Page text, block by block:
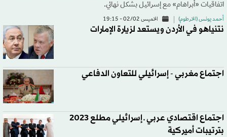
اتفاقيات «أبراهام» مع إسرائيل بشكل نهائي.
أحمد يونس (الخرطوم) الخميس 02/02 - 19:15
نتنياهو في الأردن ويستعد لزيارة الإمارات
اجتماع مغربي - إسرائيلي للتعاون الدفاعي
اجتماع اقتصادي عربي ـ إسرائيلي مطلع 2023
بترتيبات أميركية